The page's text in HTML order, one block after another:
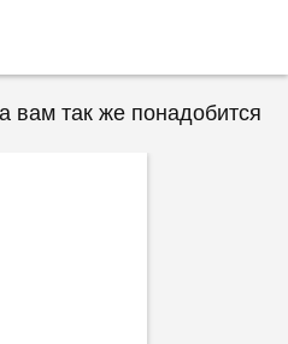
вам так же понадобится